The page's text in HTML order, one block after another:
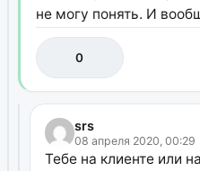
не могу понять. И
0
srs
08 апреля 2020, 00:29
Тебе на клиенте или